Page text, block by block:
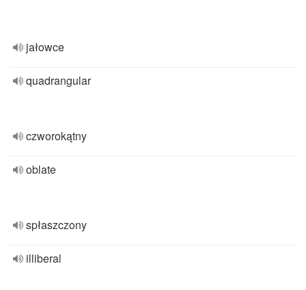
jałowce
quadrangular
czworokątny
oblate
spłaszczony
illiberal